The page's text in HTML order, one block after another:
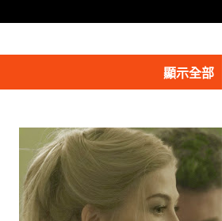
顯示全部